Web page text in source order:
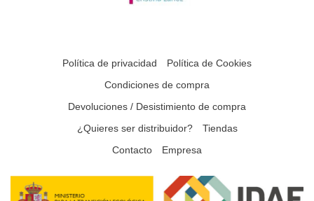
Política de privacidad
Política de Cookies
Condiciones de compra
Devoluciones / Desistimiento de compra
¿Quieres ser distribuidor?
Tiendas
Contacto
Empresa